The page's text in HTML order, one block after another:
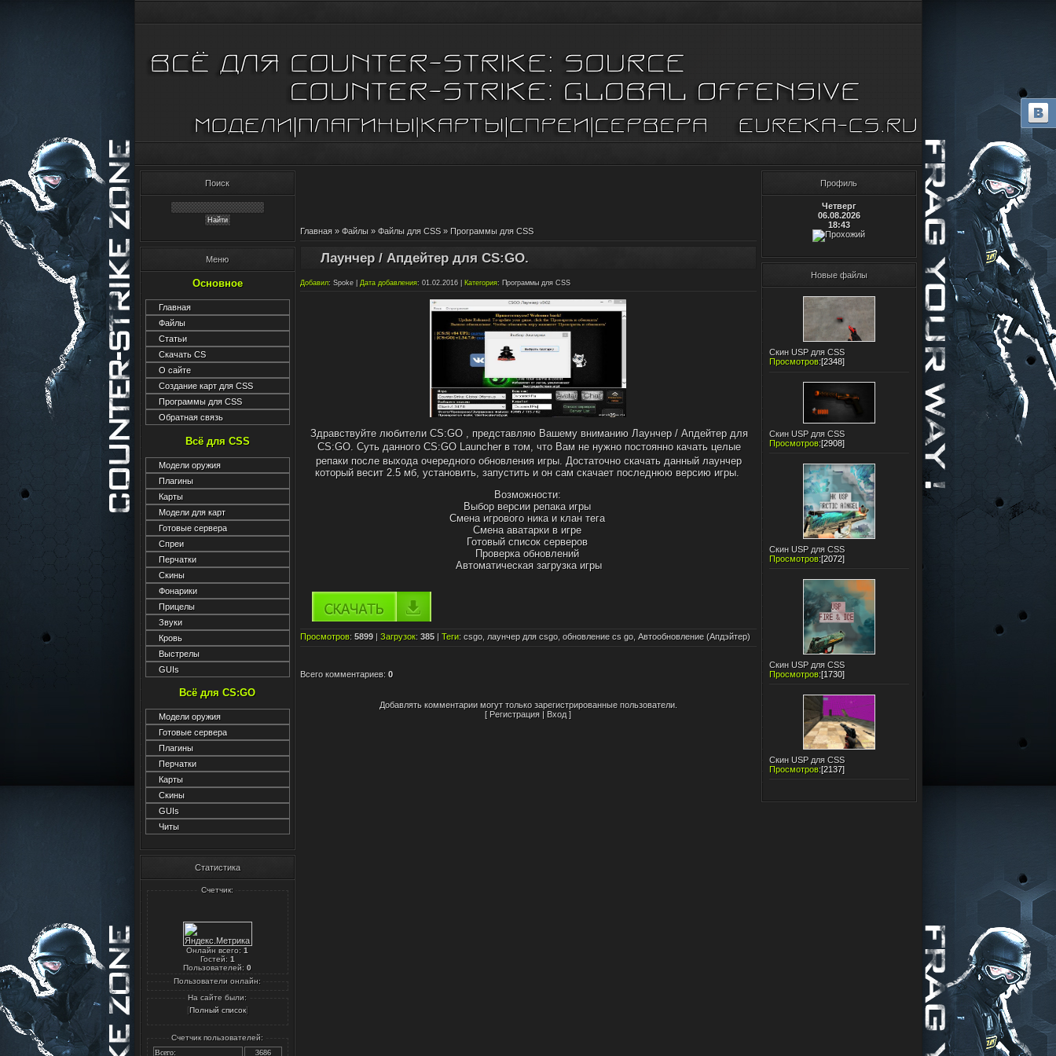
Поиск
Меню
Основное
Главная
Файлы
Статьи
Скачать CS
О сайте
Создание карт для CSS
Программы для CSS
Обратная связь
Всё для CSS
Модели оружия
Плагины
Карты
Модели для карт
Готовые сервера
Спреи
Перчатки
Скины
Фонарики
Прицелы
Звуки
Кровь
Выстрелы
GUIs
Всё для CS:GO
Модели оружия
Готовые сервера
Плагины
Перчатки
Карты
Скины
GUIs
Читы
Статистика
Счетчик:
Онлайн всего: 1
Гостей: 1
Пользователей: 0
Пользователи онлайн:
На сайте были:
[Полный список]
Счетчик пользователей:
Всего:
3686
Главная» Файлы» Файлы для CSS» Программы для CSS
Лаунчер / Апдейтер для CS:GO.
Добавил: Spoke| Дата добавления: 01.02.2016 | Категория: Программы для CSS
Здравствуйте любители CS:GO , представляю Вашему вниманию Лаунчер / Апдейтер для
CS:GO. Суть данного CS:GO Launcher в том, что Вам не нужно постоянно качать целые
репаки после выхода очередного обновления игры. Достаточно скачать данный лаунчер
который весит 2.5 мб, установить, запустить и он сам скачает последнюю версию игры.
Возможности:
Выбор версии репака игры
Смена игрового ника и клан тега
Смена аватарки в игре
Готовый список серверов
Проверка обновлений
Автоматическая загрузка игры
Просмотров: 5899| Загрузок: 385| Теги: csgo, лаунчер для csgo, обновление cs go, Автообновление (Апдэйтер)
Всего комментариев: 0
Добавлять комментарии могут только зарегистрированные пользователи.
[ Регистрация | Вход ]
Профиль
Четверг
06.08.2026
18:43
Новые файлы
Скин USP для CSS
Просмотров:[2348]
Скин USP для CSS
Просмотров:[2908]
Скин USP для CSS
Просмотров:[2072]
Скин USP для CSS
Просмотров:[1730]
Скин USP для CSS
Просмотров:[2137]